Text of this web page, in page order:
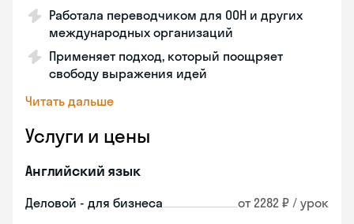
Работала переводчиком для ООН и других
международных организаций
Применяет подход, который поощряет
свободу выражения идей
Читать дальше
Услуги и цены
Английский язык
Деловой - для бизнеса от 2282 ₽ / урок